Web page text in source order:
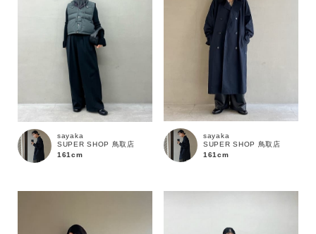
商品タイプ
通常商品 予約商品
在庫あり 在庫なし含む
sayaka
SUPER SHOP 鳥取店
161cm
sayaka
SUPER SHOP 鳥取店
161cm